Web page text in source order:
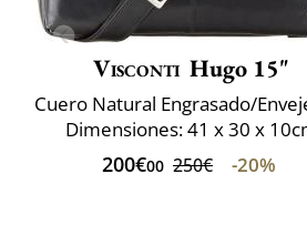
Visconti Hugo 15"
Cuero Natural Engrasado/
Dimensiones: 41 x 30 x
200€00 250€ -20%